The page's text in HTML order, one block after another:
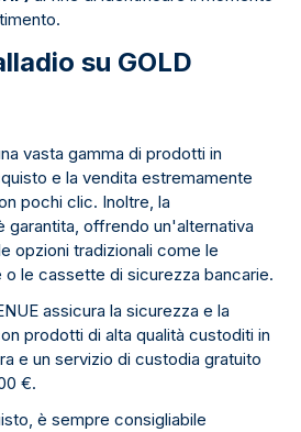
su GOLD
vasta gamma di prodotti in
e la vendita estremamente
pochi clic. Inoltre, la
garantita, offrendo un'alternativa
opzioni tradizionali come le
le cassette di sicurezza bancarie.
assicura la sicurezza e la
prodotti di alta qualità custoditi in
e un servizio di custodia gratuito
€.
è sempre consigliabile